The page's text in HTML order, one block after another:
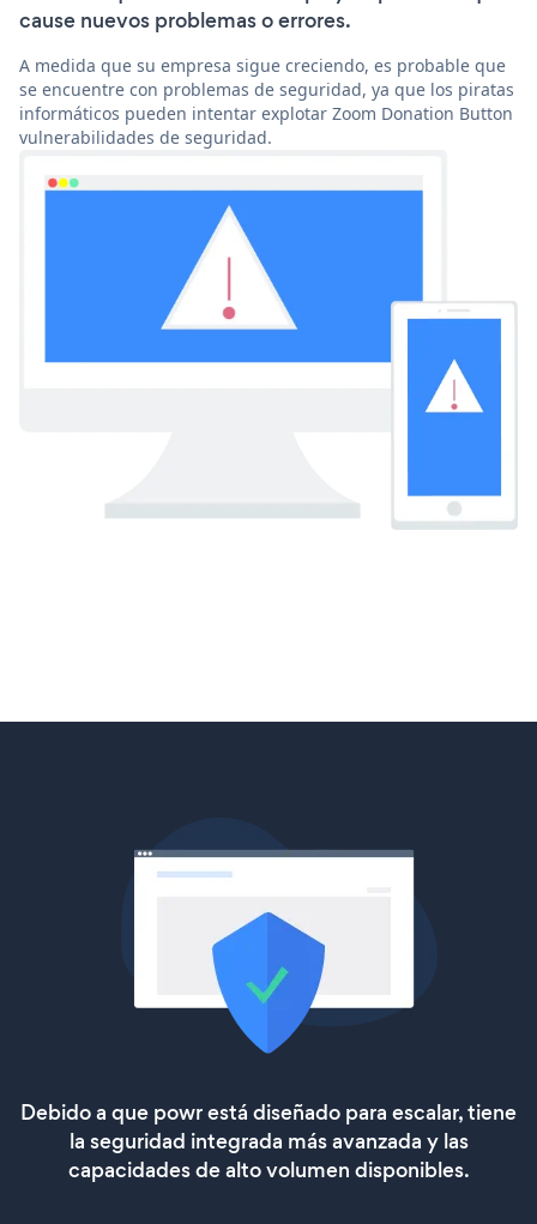
cause nuevos problemas o errores.
A medida que su empresa sigue creciendo, es probable que
se encuentre con problemas de seguridad, ya que los piratas
informáticos pueden intentar explotar Zoom Donation Button
vulnerabilidades de seguridad.
Debido a que powr está diseñado para escalar, tiene
la seguridad integrada más avanzada y las
capacidades de alto volumen disponibles.